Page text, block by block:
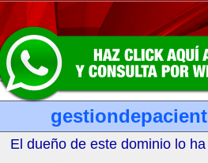
El dueño de este dominio lo